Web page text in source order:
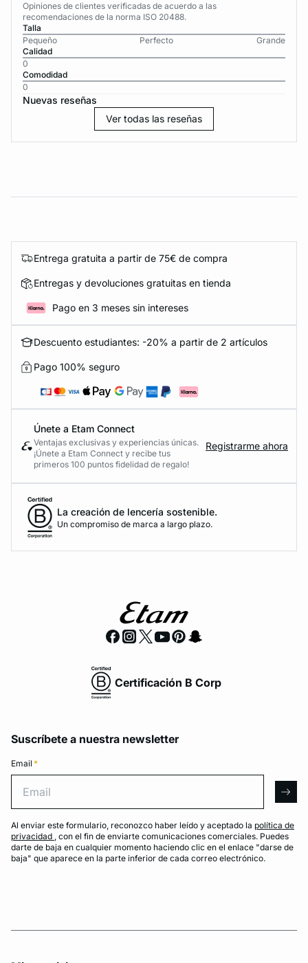
Opiniones de clientes verificadas de acuerdo a las
recomendaciones de la norma ISO 20488.
Talla
Pequeño
Perfecto
Grande
Calidad
0
Comodidad
0
Nuevas reseñas
Ver todas las reseñas
Entrega gratuita a partir de 75€ de compra
Entregas y devoluciones gratuitas en tienda
Pago en 3 meses sin intereses
Descuento estudiantes: -20% a partir de 2 artículos
Pago 100% seguro
Únete a Etam Connect
Ventajas exclusivas y experiencias únicas.
¡Únete a Etam Connect y recibe tus
primeros 100 puntos fidelidad de regalo!
Registrarme ahora
La creación de lencería sostenible.
Un compromiso de marca a largo plazo.
Certificación B Corp
Suscríbete a nuestra newsletter
Email *
Al enviar este formulario, reconozco haber leído y aceptado la política de
privacidad , con el fin de enviarte comunicaciones comerciales. Puedes
darte de baja en cualquier momento haciendo clic en el enlace "darse de
baja" que aparece en la parte inferior de cada correo electrónico.